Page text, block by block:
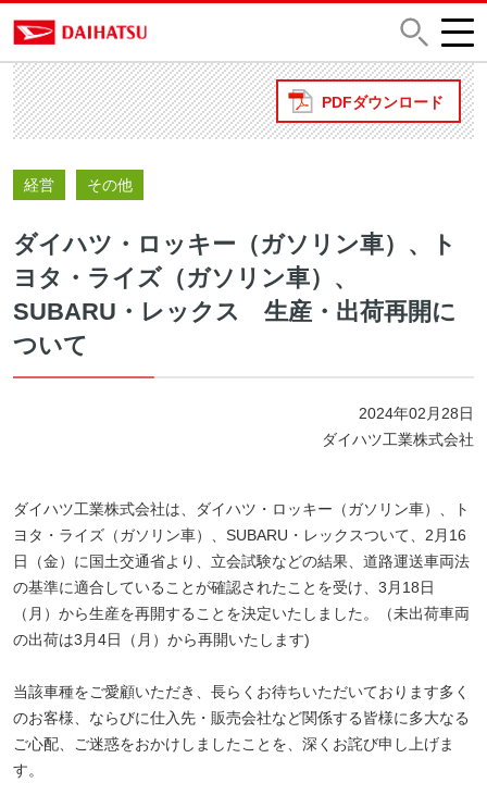
PDFダウンロード
経営 その他
ダイハツ・ロッキー（ガソリン車）、ト
ヨタ・ライズ（ガソリン車）、
SUBARU・レックス 生産・出荷再開に
ついて
2024年02月28日
ダイハツ工業株式会社
ダイハツ工業株式会社は、ダイハツ・ロッキー（ガソリン車）、ト
ヨタ・ライズ（ガソリン車）、SUBARU・レックスついて、2月16
日（金）に国土交通省より、立会試験などの結果、道路運送車両法
の基準に適合していることが確認されたことを受け、3月18日
（月）から生産を再開することを決定いたしました。（未出荷車両
の出荷は3月4日（月）から再開いたします)
当該車種をご愛顧いただき、長らくお待ちいただいております多く
のお客様、ならびに仕入先・販売会社など関係する皆様に多大なる
ご心配、ご迷惑をおかけしましたことを、深くお詫び申し上げま
す。